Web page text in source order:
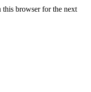
this browser for the next